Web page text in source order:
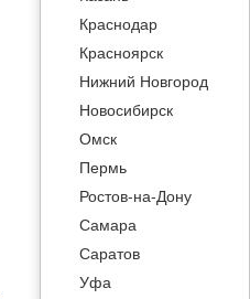
Краснодар
Красноярск
Нижний Новгород
Новосибирск
Омск
Пермь
Ростов-на-Дону
Самара
Саратов
Уфа